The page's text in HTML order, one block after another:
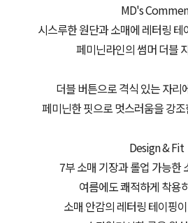
MD's
시스루한 원단과 소매에 레터링
페미닌라인의 썸머 더블
더블 버튼으로 격식 있는 자리
페미닌한 핏으로 멋스러움을 강
Design & Fit
7부 소매 기장과 롤업 가능한
여름에도 쾌적하게 착용
소매 안감의 레터링 테이핑